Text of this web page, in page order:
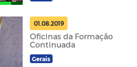
01.08.2019
Oficinas da Formação
Continuada
Gerais